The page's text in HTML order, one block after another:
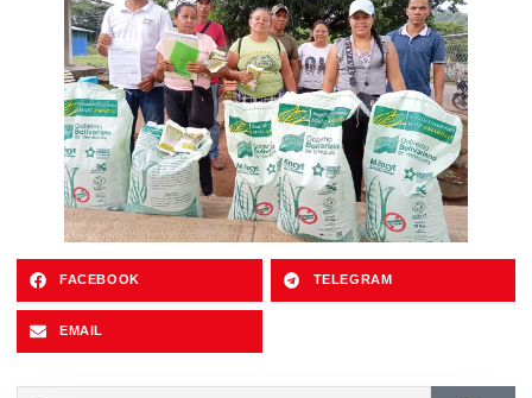
FACEBOOK TELEGRAM
EMAIL